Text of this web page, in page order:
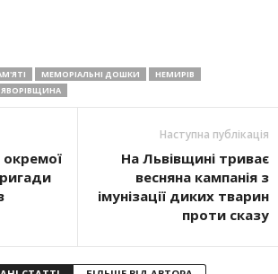
МЕМОРІАЛЬНІ ДОШКИ
НЕМИРІВ
ЯВОРІВЩИНА
Наступна публікація
На Львівщині триває
весняна кампанія з
імунізації диких тварин
проти сказу